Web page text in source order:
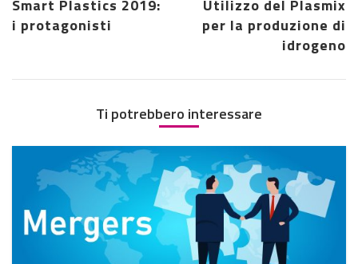
Smart Plastics 2019:
i protagonisti
Utilizzo del Plasmix
per la produzione di
idrogeno
Ti potrebbero interessare